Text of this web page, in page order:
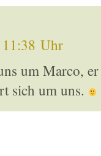
Uhr
um Marco,
sich um uns.